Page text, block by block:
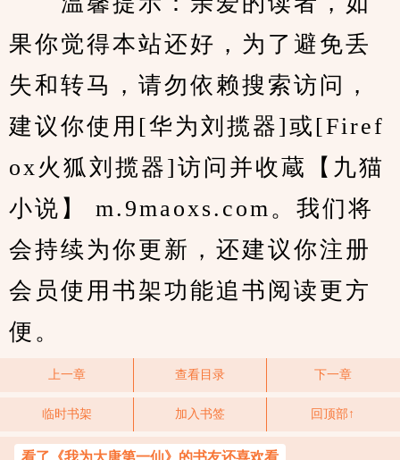
果你觉得本站还好，为了避免丢
失和转马，请勿依赖搜索访问，
建议你使用[华为刘揽器]或[Firef
ox火狐刘揽器]访问并收蔵【九猫
小说】 m.9maoxs.com。我们将
会持续为你更新，还建议你注册
会员使用书架功能追书阅读更方
便。
上一章 查看目录 下一章
临时书架 加入书签 回顶部↑
看了《我为大唐第一仙》的书友还喜欢看